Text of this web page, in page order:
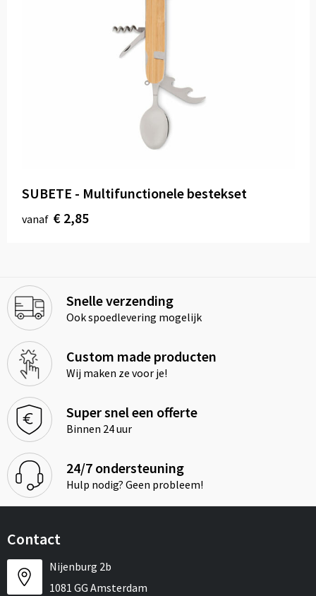
SUBETE - Multifunctionele bestekset
vanaf € 2,85
Snelle verzending
Ook spoedlevering mogelijk
Custom made producten
Wij maken ze voor je!
Super snel een offerte
Binnen 24 uur
24/7 ondersteuning
Hulp nodig? Geen probleem!
Contact
Nijenburg 2b
1081 GG Amsterdam